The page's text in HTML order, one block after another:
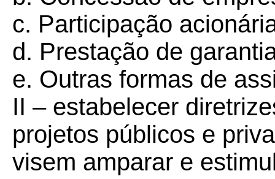
c. Participação
d. Prestação de
e. Outras formas de
II – estabelecer
projetos públicos e
visem amparar e